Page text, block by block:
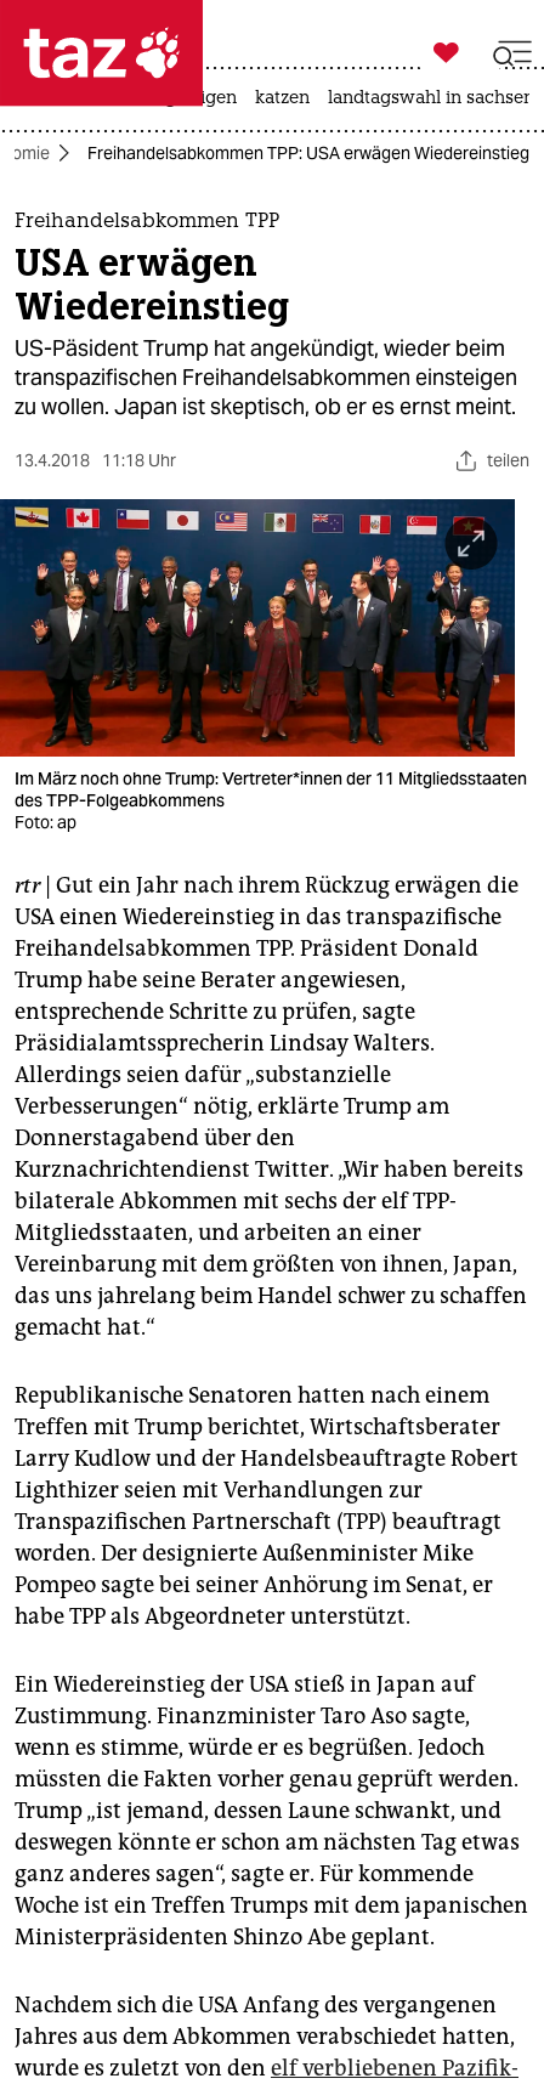
 taz zahl ich
taz zahl ich
themen
politik
öko
gesellschaft
sport
berlin
nord
wahrheit
verlag
verlag
veranstaltungen
fragen & hilfe
unterstützen
abo
genossenschaft
epaper login

taz zahl ich
bergsteigen katzen landtagswahl in
Freihandelsabkommen TPP: USA erwägen Wiedereinstieg
Freihandelsabkommen TPP
USA erwägen
Wiedereinstieg
US-Päsident Trump hat angekündigt, wieder beim
transpazifischen Freihandelsabkommen einsteigen
zu wollen. Japan ist skeptisch, ob er es ernst meint.
13.4.2018 11:18 Uhr teilen
Im März noch ohne Trump: Vertreter*innen der 11 Mitgliedsstaaten
des TPP-Folgeabkommens
Foto: ap
rtr| Gut ein Jahr nach ihrem Rückzug erwägen die
USA einen Wiedereinstieg in das transpazifische
Freihandelsabkommen TPP. Präsident Donald
Trump habe seine Berater angewiesen,
entsprechende Schritte zu prüfen, sagte
Präsidialamtssprecherin Lindsay Walters.
Allerdings seien dafür „substanzielle
Verbesserungen“ nötig, erklärte Trump am
Donnerstagabend über den
Kurznachrichtendienst Twitter. „Wir haben bereits
bilaterale Abkommen mit sechs der elf TPP-
Mitgliedsstaaten, und arbeiten an einer
Vereinbarung mit dem größten von ihnen, Japan,
das uns jahrelang beim Handel schwer zu schaffen
gemacht hat.“
Republikanische Senatoren hatten nach einem
Treffen mit Trump berichtet, Wirtschaftsberater
Larry Kudlow und der Handelsbeauftragte Robert
Lighthizer seien mit Verhandlungen zur
Transpazifischen Partnerschaft (TPP) beauftragt
worden. Der designierte Außenminister Mike
Pompeo sagte bei seiner Anhörung im Senat, er
habe TPP als Abgeordneter unterstützt.
Ein Wiedereinstieg der USA stieß in Japan auf
Zustimmung. Finanzminister Taro Aso sagte,
wenn es stimme, würde er es begrüßen. Jedoch
müssten die Fakten vorher genau geprüft werden.
Trump „ist jemand, dessen Laune schwankt, und
deswegen könnte er schon am nächsten Tag etwas
ganz anderes sagen“, sagte er. Für kommende
Woche ist ein Treffen Trumps mit dem japanischen
Ministerpräsidenten Shinzo Abe geplant.
Nachdem sich die USA Anfang des vergangenen
Jahres aus dem Abkommen verabschiedet hatten,
wurde es zuletzt von den elf verbliebenen Pazifik-